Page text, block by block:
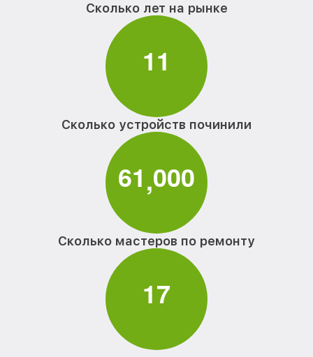
Сколько лет на рынке
11
Сколько устройств починили
61,000
Сколько мастеров по ремонту
17